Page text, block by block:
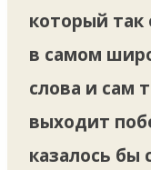
который так
в самом
слова и сам
выходит
казалось бы